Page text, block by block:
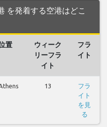
を発着する空港はどこ
置
ウィーク
リーフラ
イト
フラ
イト
13
フラ
イト
を見
る